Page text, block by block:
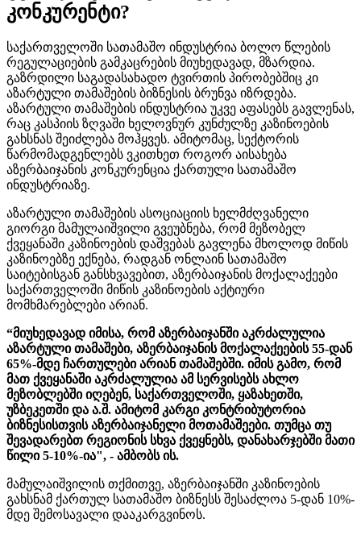
კონკურენტი?
საქართველოში სათამაშო ინდუსტრია ბოლო წლების
რეგულაციების გამკაცრების მიუხედავად, მზარდია.
გაზრდილი საგადასახადო ტვირთის პირობებშიც კი
აზარტული თამაშების ბიზნესის ბრუნვა იზრდება.
აზარტული თამაშების ინდუსტრია უკვე აფასებს გავლენას,
რაც კასპიის ზღვაში ხელოვნურ კუნძულზე კაზინოების
გახსნას შეიძლება მოჰყვეს. ამიტომაც, სექტორის
წარმომადგენლებს ვკითხეთ როგორ აისახება
აზერბაიჯანის კონკურენცია ქართული სათამაშო
ინდუსტრიაზე.
აზარტული თამაშების ასოციაციის ხელმძღვანელი
გიორგი მამულაიშვილი გვეუბნება, რომ მეზობელ
ქვეყანაში კაზინოების დაშვებას გავლენა მხოლოდ მიწის
კაზინოებზე ექნება, რადგან ონლაინ სათამაშო
საიტებისგან განსხვავებით, აზერბაიჯანის მოქალაქეები
საქართველოში მიწის კაზინოების აქტიური
მომხმარებლები არიან.
“მიუხედავად იმისა, რომ აზერბაიჯანში აკრძალულია
აზარტული თამაშები, აზერბაიჯანის მოქალაქეების 55-დან
65%-მდე ჩართულები არიან თამაშებში. იმის გამო, რომ
მათ ქვეყანაში აკრძალულია ამ სერვისებს ახლო
მეზობლებში იღებენ, საქართველოში, ყაზახეთში,
უზბეკეთში და ა.შ. ამიტომ კარგი კონტრიბუტორია
ბიზნესისთვის აზერბაიჯანელი მოთამაშეები. თუმცა თუ
შევადარებთ რეგიონის სხვა ქვეყნებს, დანახარჯებში მათი
წილი 5-10%-ია", - ამბობს ის.
მამულაიშვილის თქმითვე, აზერბაიჯანში კაზინოების
გახსნამ ქართულ სათამაშო ბიზნესს შესაძლოა 5-დან 10%-
მდე შემოსავალი დააკარგვინოს.